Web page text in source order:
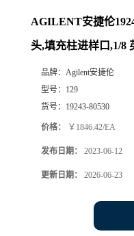
AGILENT安捷伦
头,填充柱进样口,1/8
品牌： Agilent安捷伦
型号： 129
货号： 19243-80530
价格： ￥1846.42/EA
发布日期： 2023-06-12
更新日期： 2026-06-23